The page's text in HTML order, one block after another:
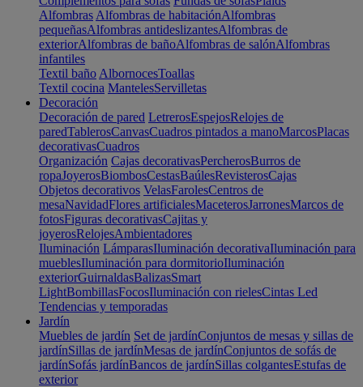
Alfombras Alfombras de habitaciónAlfombras
pequeñasAlfombras antideslizantesAlfombras de
exteriorAlfombras de bañoAlfombras de salónAlfombras
infantiles
Textil baño AlbornocesToallas
Textil cocina MantelesServilletas
Decoración
Decoración de pared LetrerosEspejosRelojes de
paredTablerosCanvasCuadros pintados a manoMarcosPlacas
decorativasCuadros
Organización Cajas decorativasPercherosBurros de
ropaJoyerosBiombosCestasBaúlesRevisterosCajas
Objetos decorativos VelasFarolesCentros de
mesaNavidadFlores artificialesMaceterosJarronesMarcos de
fotosFiguras decorativasCajitas y
joyerosRelojesAmbientadores
Iluminación LámparasIluminación decorativaIluminación para
mueblesIluminación para dormitorioIluminación
exteriorGuirnaldasBalizasSmart
LightBombillasFocosIluminación con rielesCintas Led
Tendencias y temporadas
Jardín
Muebles de jardín Set de jardínConjuntos de mesas y sillas de
jardínSillas de jardínMesas de jardínConjuntos de sofás de
jardínSofás jardínBancos de jardínSillas colgantesEstufas de
exterior